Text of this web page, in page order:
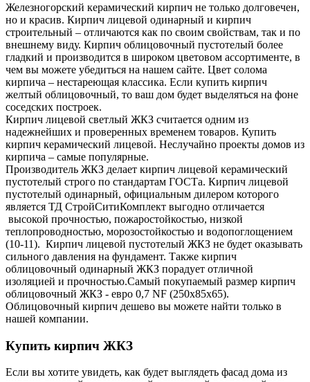
Железногорский керамический кирпич не только долговечен,
но и красив. Кирпич лицевой одинарный и кирпич
строительный – отличаются как по своим свойствам, так и по
внешнему виду. Кирпич облицовочный пустотелый более
гладкий и производится в широком цветовом ассортименте, в
чем вы можете убедиться на нашем сайте. Цвет солома
кирпича – нестареющая классика. Если купить кирпич
желтый облицовочный, то ваш дом будет выделяться на фоне
соседских построек.
Кирпич лицевой светлый ЖКЗ считается одним из
надежнейших и проверенных временем товаров. Купить
кирпич керамический лицевой. Неслучайно проекты домов из
кирпича – самые популярные.
Производитель ЖКЗ делает кирпич лицевой керамический
пустотелый строго по стандартам ГОСТа. Кирпич лицевой
пустотелый одинарный, официальным дилером которого
является ТД СтройСитиКомплект выгодно отличается
высокой прочностью, пожаростойкостью, низкой
теплопроводностью, морозостойкостью и водопоглощением
(10-11). Кирпич лицевой пустотелый ЖКЗ не будет оказывать
сильного давления на фундамент. Также кирпич
облицовочный одинарный ЖКЗ порадует отличной
изоляцией и прочностью.Самый покупаемый размер кирпич
облицовочный ЖКЗ - евро 0,7 NF (250х85х65).
Облицовочный кирпич дешево вы можете найти только в
нашей компании.
Купить кирпич ЖКЗ
Если вы хотите увидеть, как будет выглядеть фасад дома из